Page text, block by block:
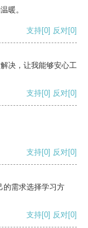
暖。
支持[0] 反对[0]
决，让我能够安心工
支持[0] 反对[0]
支持[0] 反对[0]
的需求选择学习方
支持[0] 反对[0]